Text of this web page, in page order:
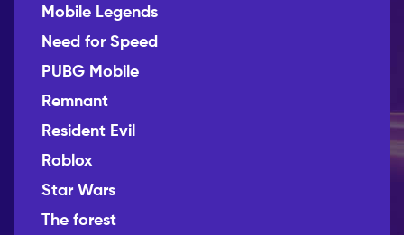
Mobile Legends
Need for Speed
PUBG Mobile
Remnant
Resident Evil
Roblox
Star Wars
The forest